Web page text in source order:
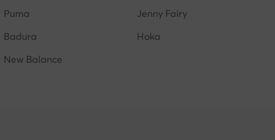
Puma
Jenny Fairy
Badura
Hoka
New Balance